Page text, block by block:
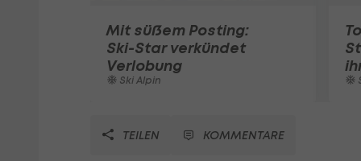
Mit süßem Posting:
Ski-Star verkündet
Verlobung
Ski Alpin
TEILEN KOMMENTARE